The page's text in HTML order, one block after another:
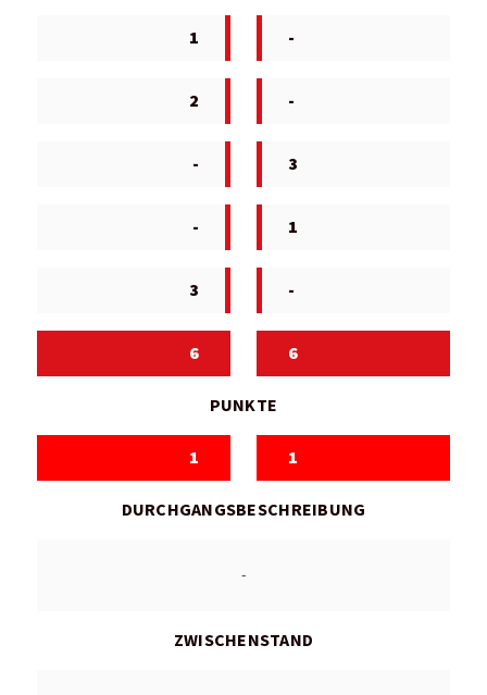
1 -
2 -
- 3
- 1
3 -
6 6
PUNKTE
1 1
DURCHGANGSBESCHREIBUNG
-
ZWISCHENSTAND